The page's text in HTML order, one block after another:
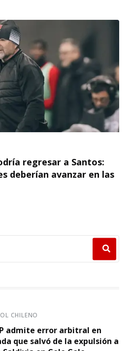
regresar a Santos:
deberían avanzar en las
CHILENO
admite error arbitral en
que salvó de la expulsión a